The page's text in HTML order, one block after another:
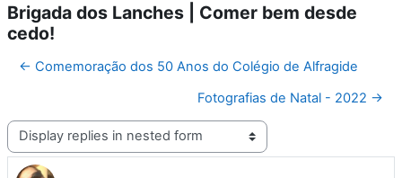
Brigada dos Lanches | Comer bem desde
cedo!
← Comemoração dos 50 Anos do Colégio de Alfragide
Fotografias de Natal - 2022 →
Display mode